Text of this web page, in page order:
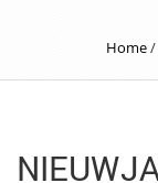
Home/